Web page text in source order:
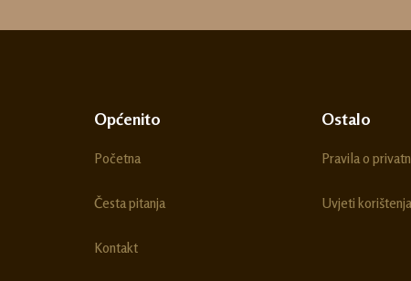
Općenito
Početna
Česta pitanja
Kontakt
Ostalo
Pravila o
Uvjeti korištenja